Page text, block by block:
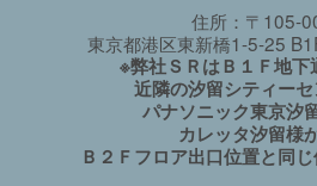
住所：〒105-
東京都港区東新橋1-5-25
※弊社ＳＲはＢ１Ｆ地下
近隣の汐留シティーセ
パナソニック東京汐
カレッタ汐留様
Ｂ２Ｆフロア出口位置と同じ